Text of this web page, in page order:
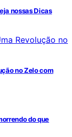
nossas Dicas
no Zelo com
do que